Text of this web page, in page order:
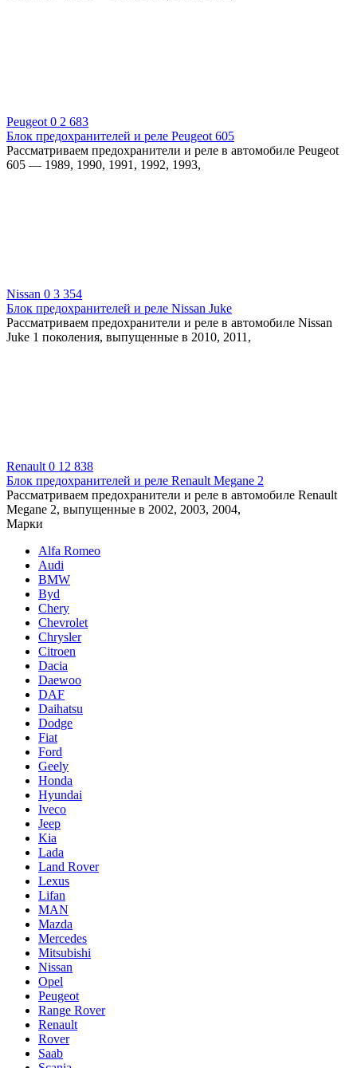
Peugeot 0 2 683
Блок предохранителей и реле Peugeot 605
Рассматриваем предохранители и реле в автомобиле Peugeot
605 — 1989, 1990, 1991, 1992, 1993,
Nissan 0 3 354
Блок предохранителей и реле Nissan Juke
Рассматриваем предохранители и реле в автомобиле Nissan
Juke 1 поколения, выпущенные в 2010, 2011,
Renault 0 12 838
Блок предохранителей и реле Renault Megane 2
Рассматриваем предохранители и реле в автомобиле Renault
Megane 2, выпущенные в 2002, 2003, 2004,
Марки
Alfa Romeo
Audi
BMW
Byd
Chery
Chevrolet
Chrysler
Citroen
Dacia
Daewoo
DAF
Daihatsu
Dodge
Fiat
Ford
Geely
Honda
Hyundai
Iveco
Jeep
Kia
Lada
Land Rover
Lexus
Lifan
MAN
Mazda
Mercedes
Mitsubishi
Nissan
Opel
Peugeot
Range Rover
Renault
Rover
Saab